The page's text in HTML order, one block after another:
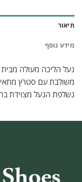
תיאור
מידע נוסף
משולבת עם סטרץ
נשלפת הנעל מצוידת